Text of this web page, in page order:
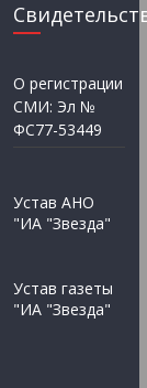
О регистрации
СМИ: Эл №
ФС77-53449
Устав АНО
"ИА "Звезда"
Устав газеты
"ИА "Звезда"